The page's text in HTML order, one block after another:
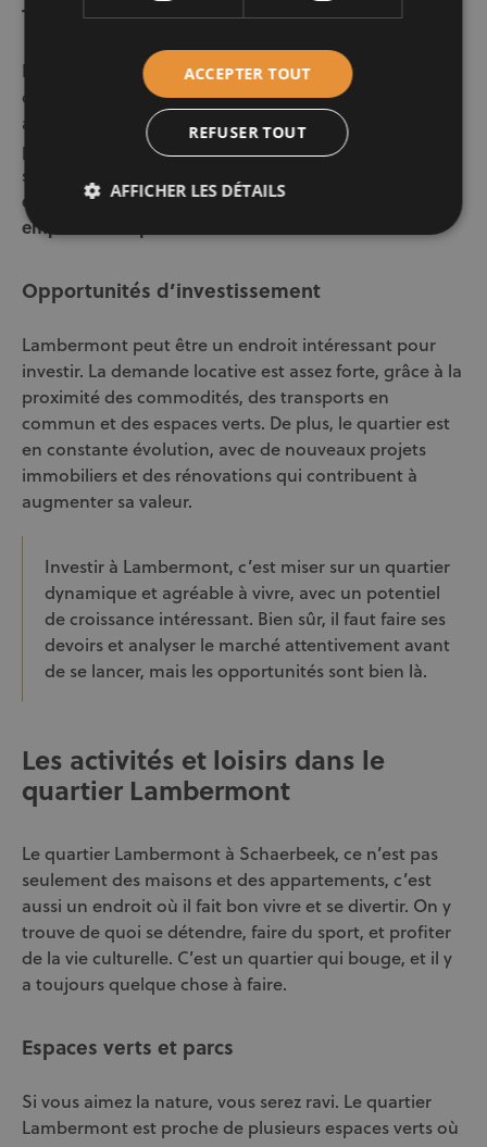
Tendances des prix
Les prix à Lambermont, comme partout à Bruxelles,
ont tendance à fluctuer. En général, on observe une
augmentation constante sur le long terme, mais il
peut y avoir des petites baisses ou des périodes de
stagnation.
évidemment du type de bien, de son état et de son
emplacement précis.
Opportunités d’investissement
Lambermont peut être un endroit intéressant pour
investir. La demande locative est assez forte, grâce à la
proximité des commodités, des transports en
commun et des espaces verts. De plus, le quartier est
en constante évolution, avec de nouveaux projets
immobiliers et des rénovations qui contribuent à
augmenter sa valeur.
Investir à Lambermont, c’est miser sur un quartier
dynamique et agréable à vivre, avec un potentiel
de croissance intéressant. Bien sûr, il faut faire ses
devoirs et analyser le marché attentivement avant
de se lancer, mais les opportunités sont bien là.
Les activités et loisirs dans le
quartier Lambermont
Le quartier Lambermont à Schaerbeek, ce n’est pas
seulement des maisons et des appartements, c’est
aussi un endroit où il fait bon vivre et se divertir. On y
trouve de quoi se détendre, faire du sport, et profiter
de la vie culturelle. C’est un quartier qui bouge, et il y
a toujours quelque chose à faire.
Espaces verts et parcs
Si vous aimez la nature, vous serez ravi. Le quartier
Lambermont est proche de plusieurs espaces verts où
ACCEPTER TOUT
REFUSER TOUT
AFFICHER LES DÉTAILS